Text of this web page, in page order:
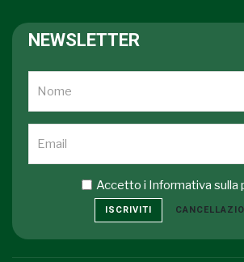
NEWSLETTER
Accetto i Informativa sulla
ISCRIVITI